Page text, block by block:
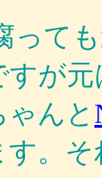
って
すが元
んと
。